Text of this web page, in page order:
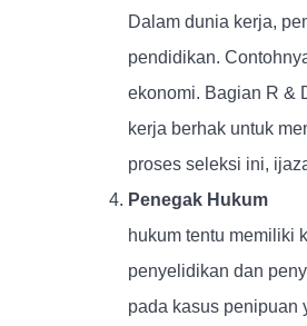
Dalam dunia kerja,
pendidikan.
ekonomi. Bagian R &
kerja berhak untuk
proses seleksi ini,
hukum tentu memiliki
penyelidikan dan
pada kasus penipuan